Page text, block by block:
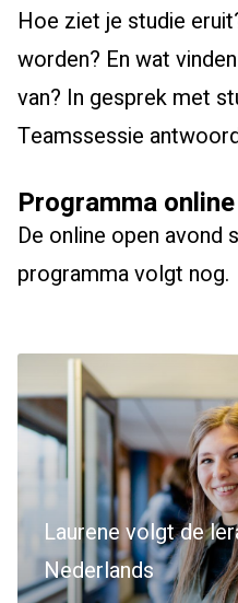
Hoe ziet je studie
worden? En wat
van? In gesprek met
Teamssessie
Programma
De online open avond
programma volgt nog.
Laurene volgt de
Nederlands